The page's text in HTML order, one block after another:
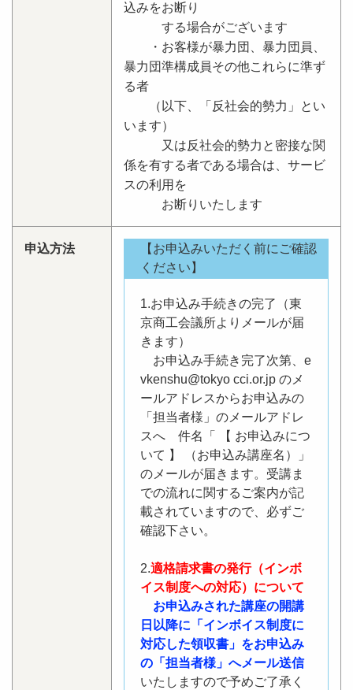
込みをお断り
する場合がございます
・お客様が暴力団、暴力団員、
暴力団準構成員その他これらに準ず
る者
（以下、「反社会的勢力」とい
います）
又は反社会的勢力と密接な関
係を有する者である場合は、サービ
スの利用を
お断りいたします
申込方法
【お申込みいただく前にご確認
ください】
1.お申込み手続きの完了（東
京商工会議所よりメールが届
きます）
お申込み手続き完了次第、e
vkenshu@tokyo cci.or.jp のメ
ールアドレスからお申込みの
「担当者様」のメールアドレ
スへ 件名「 【 お申込みにつ
いて 】 （お申込み講座名）」
のメールが届きます。受講ま
での流れに関するご案内が記
載されていますので、必ずご
確認下さい。
2.適格請求書の発行（インボ
イス制度への対応）について
お申込みされた講座の開講
日以降に「インボイス制度に
対応した領収書」をお申込み
の「担当者様」へメール送信
いたしますので予めご了承く